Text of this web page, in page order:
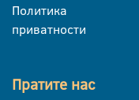
Политика
приватности
Пратите нас